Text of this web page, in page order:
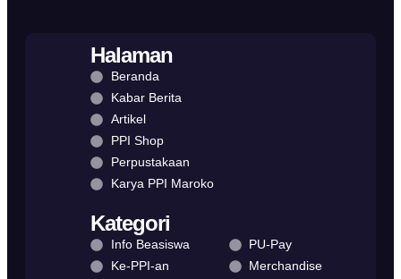
Halaman
Beranda
Kabar Berita
Artikel
PPI Shop
Perpustakaan
Karya PPI Maroko
Kategori
Info Beasiswa
Ke-PPI-an
PU-Pay
Merchandise